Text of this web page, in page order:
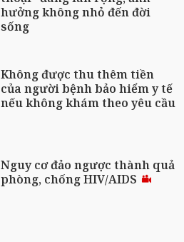
hưởng không nhỏ đến đời
sống
Không được thu thêm tiền
của người bệnh bảo hiểm y tế
nếu không khám theo yêu cầu
Nguy cơ đảo ngược thành quả
phòng, chống HIV/AIDS